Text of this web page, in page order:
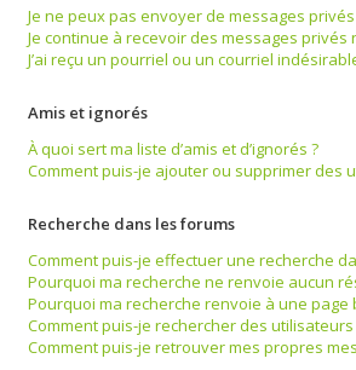
Je ne peux pas envoyer de messages privés
Je continue à recevoir des messages privés
J’ai reçu un pourriel ou un courriel
Amis et ignorés
À quoi sert ma liste d’amis et d’ignorés ?
Comment puis-je ajouter ou supprimer des
Recherche dans les forums
Comment puis-je effectuer une recherche
Pourquoi ma recherche ne renvoie aucun
Pourquoi ma recherche renvoie à une page
Comment puis-je rechercher des utilisateurs
Comment puis-je retrouver mes propres